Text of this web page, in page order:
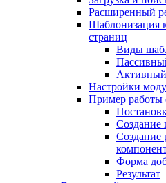
Расширенный
Шаблонизация
страниц
Виды
Настройки
Пример работы
Создание
Создание
Форма
Результат